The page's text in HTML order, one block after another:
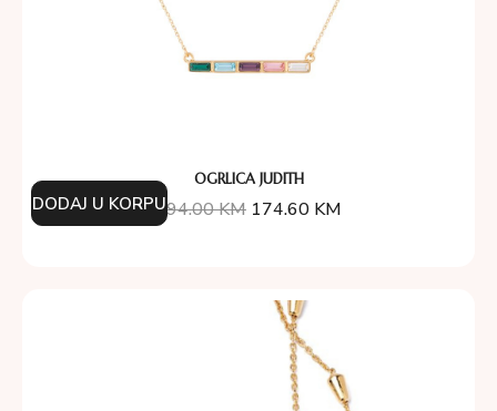
OGRLICA JUDITH
194.00KM 174.60 KM
DODAJ U KORPU